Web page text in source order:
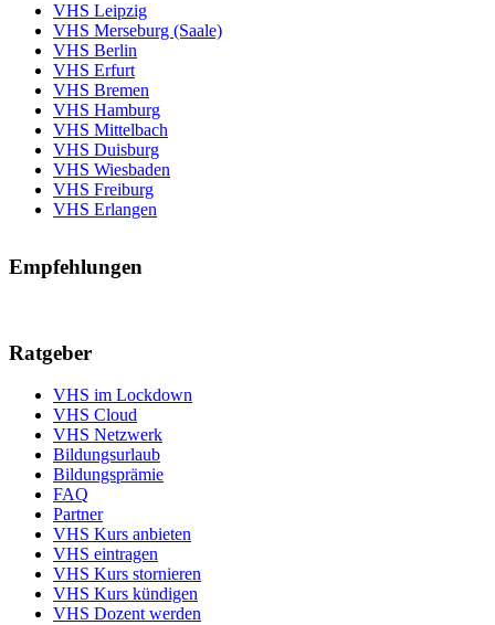
VHS Leipzig
VHS Merseburg (Saale)
VHS Berlin
VHS Erfurt
VHS Bremen
VHS Hamburg
VHS Mittelbach
VHS Duisburg
VHS Wiesbaden
VHS Freiburg
VHS Erlangen
Empfehlungen
Ratgeber
VHS im Lockdown
VHS Cloud
VHS Netzwerk
Bildungsurlaub
Bildungsprämie
FAQ
Partner
VHS Kurs anbieten
VHS eintragen
VHS Kurs stornieren
VHS Kurs kündigen
VHS Dozent werden